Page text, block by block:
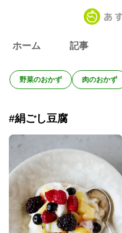
ホーム 記事
野菜のおかず 肉のおかず
#絹ごし豆腐